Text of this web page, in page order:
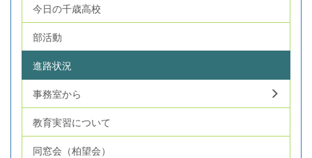
今日の千歳高校
部活動
進路状況
事務室から
教育実習について
同窓会（柏望会）